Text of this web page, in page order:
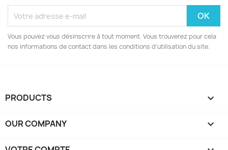
Vous pouvez vous désinscrire à tout moment. Vous trouverez pour cela
nos informations de contact dans les conditions d'utilisation du site.
PRODUCTS 
OUR COMPANY 